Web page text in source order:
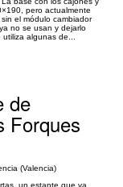
pero actualmente
el módulo cambiador
no se usan y dejarlo
algunas de...
de
Forques
(Valencia)
un estante que va